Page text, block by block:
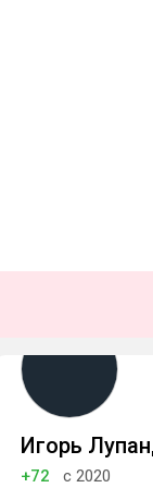
Игорь
+72 с 2020